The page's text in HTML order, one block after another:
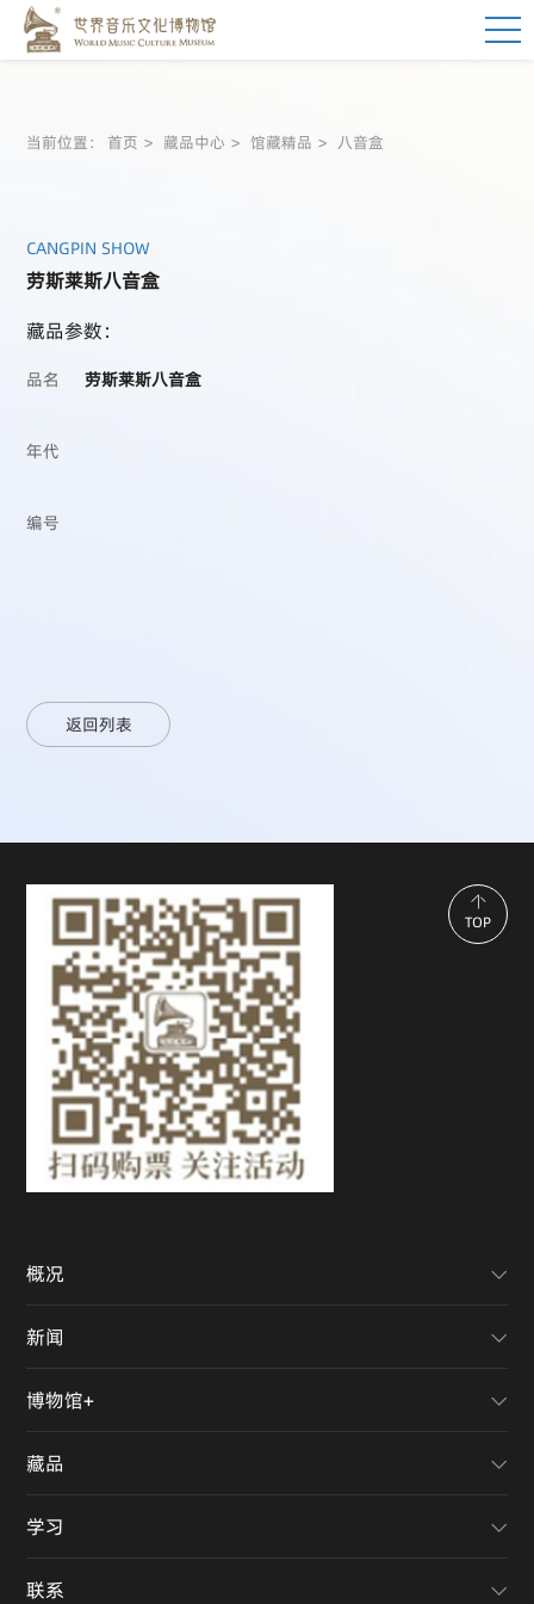
当前位置：首页 藏品中心 馆藏精品 八音盒
CANGPIN SHOW
劳斯莱斯八音盒
藏品参数：
品名 劳斯莱斯八音盒
年代
编号
返回列表
概况
新闻
博物馆+
藏品
学习
联系
TOP